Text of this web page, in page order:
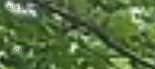
Alle berichten
Kinderen
Wetenschap
Ouderen
Video